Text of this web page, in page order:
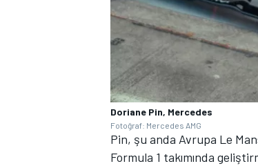
Doriane Pin, Mercedes
Fotoğraf: Mercedes AMG
Pin, şu anda Avrupa Le
Formula 1 takımında